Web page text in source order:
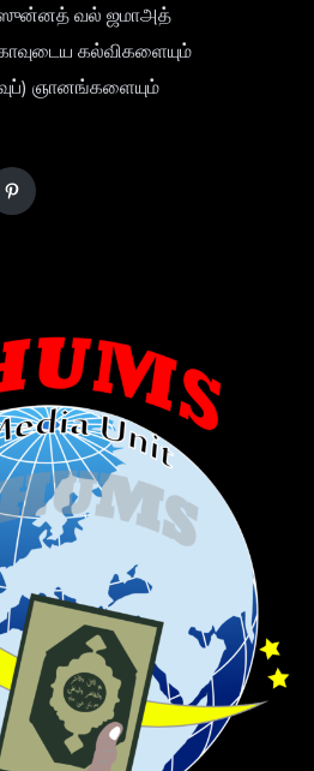
வல் ஜமாஅத்
கல்விகளையும்
ஞானங்களையும்